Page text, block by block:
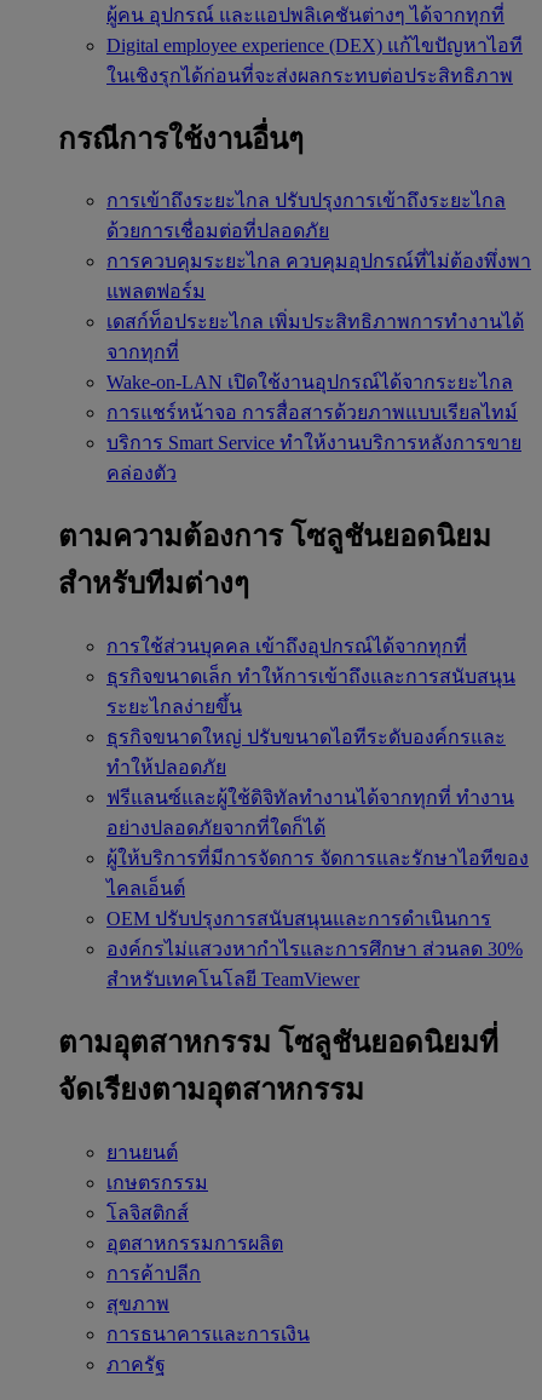
ผู้คน อุปกรณ์ และแอปพลิเคชันต่างๆ ได้จากทุกที่
Digital employee experience (DEX) แก้ไขปัญหาไอที
ในเชิงรุกได้ก่อนที่จะส่งผลกระทบต่อประสิทธิภาพ
กรณีการใช้งานอื่นๆ
การเข้าถึงระยะไกล ปรับปรุงการเข้าถึงระยะไกล
ด้วยการเชื่อมต่อที่ปลอดภัย
การควบคุมระยะไกล ควบคุมอุปกรณ์ที่ไม่ต้องพึ่งพา
แพลตฟอร์ม
เดสก์ท็อประยะไกล เพิ่มประสิทธิภาพการทำงานได้
จากทุกที่
Wake-on-LAN เปิดใช้งานอุปกรณ์ได้จากระยะไกล
การแชร์หน้าจอ การสื่อสารด้วยภาพแบบเรียลไทม์
บริการ Smart Service ทำให้งานบริการหลังการขาย
คล่องตัว
ตามความต้องการ โซลูชันยอดนิยม
สำหรับทีมต่างๆ
การใช้ส่วนบุคคล เข้าถึงอุปกรณ์ได้จากทุกที่
ธุรกิจขนาดเล็ก ทำให้การเข้าถึงและการสนับสนุน
ระยะไกลง่ายขึ้น
ธุรกิจขนาดใหญ่ ปรับขนาดไอทีระดับองค์กรและ
ทำให้ปลอดภัย
ฟรีแลนซ์และผู้ใช้ดิจิทัลทำงานได้จากทุกที่ ทำงาน
อย่างปลอดภัยจากที่ใดก็ได้
ผู้ให้บริการที่มีการจัดการ จัดการและรักษาไอทีของ
ไคลเอ็นต์
OEM ปรับปรุงการสนับสนุนและการดำเนินการ
องค์กรไม่แสวงหากำไรและการศึกษา ส่วนลด 30%
สำหรับเทคโนโลยี TeamViewer
ตามอุตสาหกรรม โซลูชันยอดนิยมที่
จัดเรียงตามอุตสาหกรรม
ยานยนต์
เกษตรกรรม
โลจิสติกส์
อุตสาหกรรมการผลิต
การค้าปลีก
สุขภาพ
การธนาคารและการเงิน
ภาครัฐ